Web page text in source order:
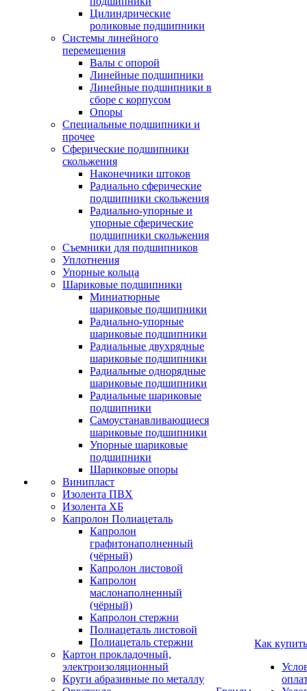
Цилиндрические
роликовые подшипники
Системы линейного
перемещения
Валы с опорой
Линейные подшипники
Линейные подшипники в
сборе с корпусом
Опоры
Специальные подшипники и
прочее
Сферические подшипники
скольжения
Наконечники штоков
Радиально сферические
подшипники скольжения
Радиально-упорные и
упорные сферические
подшипники скольжения
Съемники для подшипников
Уплотнения
Упорные кольца
Шариковые подшипники
Миниатюрные
шариковые подшипники
Радиально-упорные
шариковые подшипники
Радиальные двухрядные
шариковые подшипники
Радиальные однорядные
шариковые подшипники
Радиальные шариковые
подшипники
Самоустанавливающиеся
шариковые подшипники
Упорные шариковые
подшипники
Шариковые опоры
Винипласт
Изолента ПВХ
Изолента ХБ
Капролон Полиацеталь
Капролон
графитонаполненный
(чёрный)
Капролон листовой
Капролон
маслонаполненный
(чёрный)
Капролон стержни
Полиацеталь листовой
Полиацеталь стержни
Картон прокладочный,
электроизоляционный
Круги абразивные по металлу
Как купить